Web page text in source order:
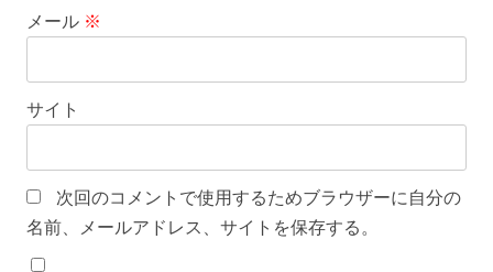
メール ※
サイト
次回のコメントで使用するためブラウザーに自分の
名前、メールアドレス、サイトを保存する。